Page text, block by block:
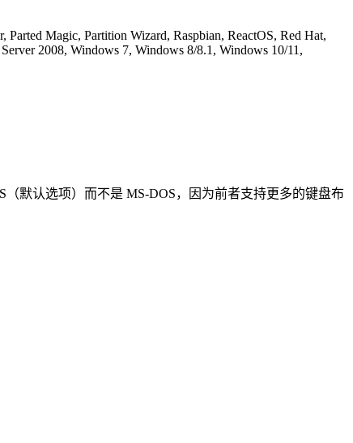
Magic, Partition Wizard, Raspbian, ReactOS, Red Hat,
2008, Windows 7, Windows 8/8.1, Windows 10/11,
默认选项）而不是 MS-DOS，因为前者支持更多的键盘布